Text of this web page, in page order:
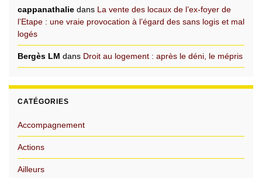
cappanathalie dans La vente des locaux de l’ex-foyer de
l’Etape : une vraie provocation à l’égard des sans logis et mal
logés
Bergès LM dans Droit au logement : après le déni, le mépris
CATÉGORIES
Accompagnement
Actions
Ailleurs